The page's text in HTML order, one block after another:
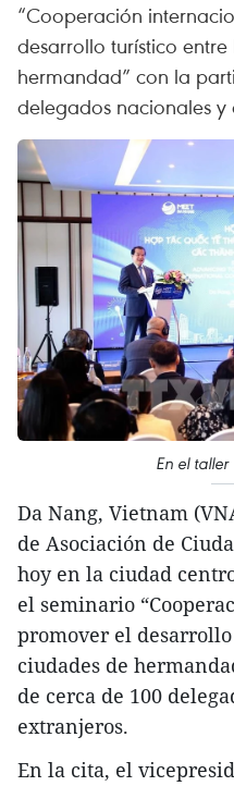
“Cooperación
desarrollo turístico
hermandad” con la
delegados nacionales y
En el
Da Nang, Vietnam
de Asociación de
hoy en la ciudad
el seminario
promover el
ciudades de
de cerca de 100
extranjeros.
En la cita, el